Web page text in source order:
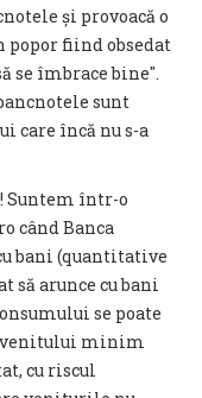
și provoacă o
popor fiind obsedat
se îmbrace bine".
sunt
care încă nu s-a
Suntem într-o
când Banca
bani (quantitative
să arunce cu bani
se poate
minim
cu riscul